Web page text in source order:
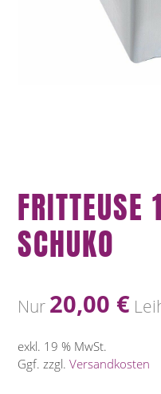
SCHUKO
Nur 20,00 €
exkl. 19 % MwSt.
Ggf. zzgl.Versandkosten